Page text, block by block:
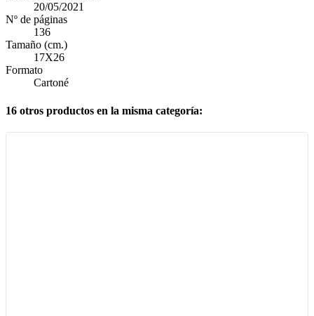
20/05/2021
Nº de páginas
136
Tamaño (cm.)
17X26
Formato
Cartoné
16 otros productos en la misma categoría: